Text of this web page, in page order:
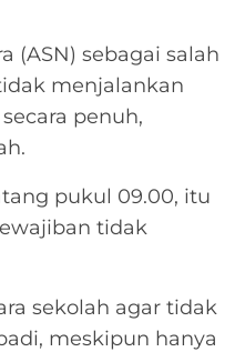
(ASN) sebagai salah
menjalankan
penuh,
pukul 09.00, itu
tidak
sekolah agar tidak
meskipun hanya